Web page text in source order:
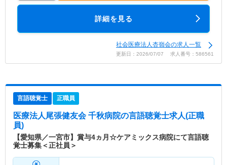
詳細を見る
社会医療法人杏嶺会の求人一覧
更新日：2026/07/07 求人番号：586561
言語聴覚士 正職員
医療法人尾張健友会 千秋病院の言語聴覚士求人(正職
員)
【愛知県／一宮市】賞与4ヵ月☆ケアミックス病院にて言語聴
覚士募集＜正社員＞